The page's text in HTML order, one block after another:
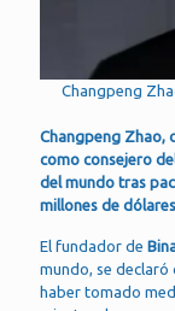
Changpeng
Changpeng Zhao,
como consejero
del mundo tras
millones de
El fundador de
mundo, se declaró
haber tomado